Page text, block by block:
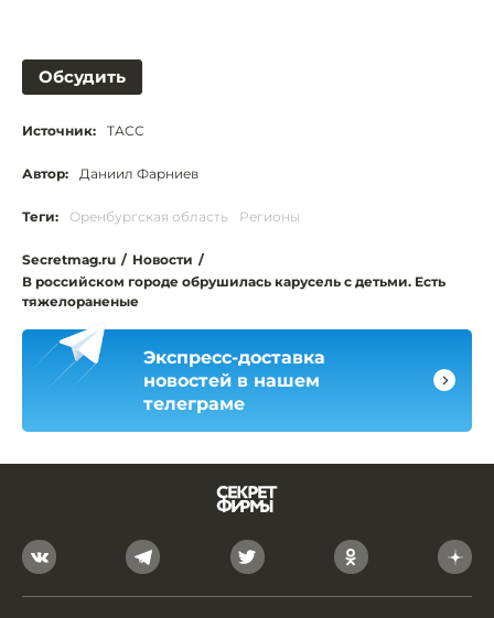
Обсудить
Источник: ТАСС
Автор: Даниил Фарниев
Теги: Оренбургская область Регионы
Secretmag.ru / Новости /
В российском городе обрушилась карусель с детьми. Есть
тяжелораненые
Экспресс-доставка
новостей в нашем
телеграме